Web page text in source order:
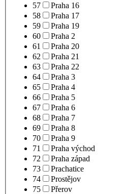
57
Praha 16
58
Praha 17
59
Praha 19
60
Praha 2
61
Praha 20
62
Praha 21
63
Praha 22
64
Praha 3
65
Praha 4
66
Praha 5
67
Praha 6
68
Praha 7
69
Praha 8
70
Praha 9
71
Praha východ
72
Praha západ
73
Prachatice
74
Prostějov
75
Přerov